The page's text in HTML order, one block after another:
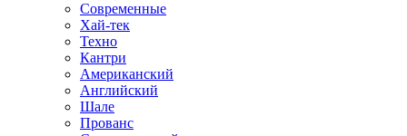
Современные
Хай-тек
Техно
Кантри
Американский
Английский
Шале
Прованс